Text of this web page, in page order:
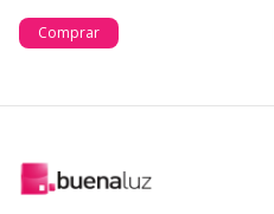
Comprar